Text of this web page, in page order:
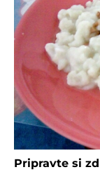
Pripravte si